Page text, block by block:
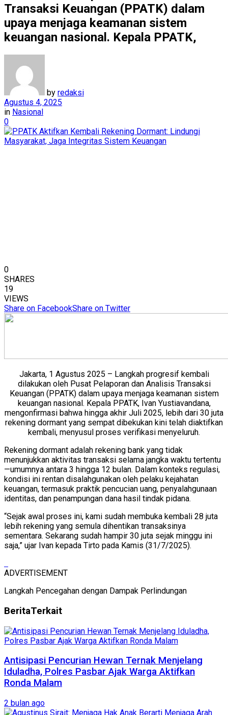
Transaksi Keuangan (PPATK) dalam
upaya menjaga keamanan sistem
keuangan nasional. Kepala PPATK,
by redaksi
Agustus 4, 2025
in Nasional
0
0
SHARES
19
VIEWS
Share on FacebookShare on Twitter
Jakarta, 1 Agustus 2025 – Langkah progresif kembali
dilakukan oleh Pusat Pelaporan dan Analisis Transaksi
Keuangan (PPATK) dalam upaya menjaga keamanan sistem
keuangan nasional. Kepala PPATK, Ivan Yustiavandana,
mengonfirmasi bahwa hingga akhir Juli 2025, lebih dari 30 juta
rekening dormant yang sempat dibekukan kini telah diaktifkan
kembali, menyusul proses verifikasi menyeluruh.
Rekening dormant adalah rekening bank yang tidak
menunjukkan aktivitas transaksi selama jangka waktu tertentu
—umumnya antara 3 hingga 12 bulan. Dalam konteks regulasi,
kondisi ini rentan disalahgunakan oleh pelaku kejahatan
keuangan, termasuk praktik pencucian uang, penyalahgunaan
identitas, dan penampungan dana hasil tindak pidana.
“Sejak awal proses ini, kami sudah membuka kembali 28 juta
lebih rekening yang semula dihentikan transaksinya
sementara. Sekarang sudah hampir 30 juta sejak minggu ini
saja,” ujar Ivan kepada Tirto pada Kamis (31/7/2025).
ADVERTISEMENT
Langkah Pencegahan dengan Dampak Perlindungan
BeritaTerkait
Antisipasi Pencurian Hewan Ternak Menjelang
Iduladha, Polres Pasbar Ajak Warga Aktifkan
Ronda Malam
2 bulan ago